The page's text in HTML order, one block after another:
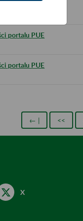
portalu PUE
portalu PUE
← | <<
X